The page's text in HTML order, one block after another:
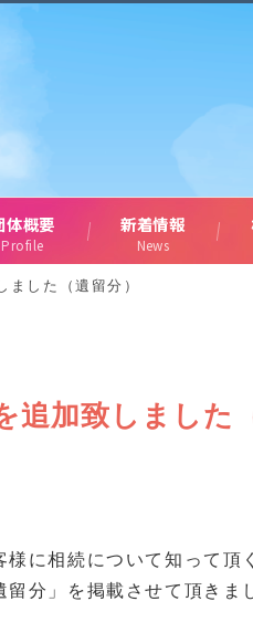
体概要
Profile
新着情報
News
ました（遺留分）
追加致しました
様に相続について知って
分」を掲載させて頂きま